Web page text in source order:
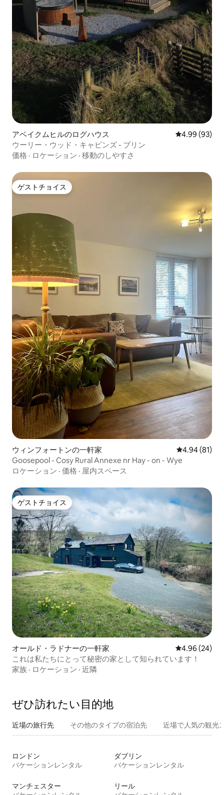
アベイクムヒルのログハウス レビュー93
4.99 (93)
ウーリー・ウッド・キャビンズ - ブリン
価格 · ロケーション · 移動のしやすさ
ゲストチョイス
ゲストチョイス
ウィンフォートンの一軒家 レビュー81
4.94 (81)
Goosepool - Cosy Rural Annexe nr Hay - on - Wye
ロケーション · 価格 · 屋内スペース
ゲストチョイス
ゲストチョイス
オールド・ラドナーの一軒家 レビュー24
4.96 (24)
これは私たちにとって秘密の家として知られています！
家族 · ロケーション · 近隣
ぜひ訪⁠れ⁠た⁠い目⁠的⁠地
近場の旅行先 その他のタ⁠イ⁠プ⁠の宿⁠泊⁠先 近場で人気の観光
ロンドン
バケーションレンタル
ダブリン
バケーションレンタル
マンチェスター
リール